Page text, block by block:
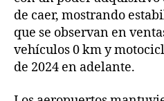
de caer, mostrando
que se observan en
vehículos 0 km y
de 2024 en adelante.